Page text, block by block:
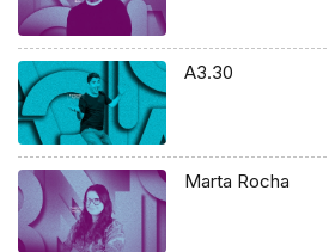
A3.30
Marta Rocha